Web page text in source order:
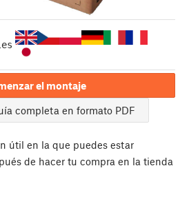
el montaje
completa en formato PDF
útil en la que puedes estar
de hacer tu compra en la tienda